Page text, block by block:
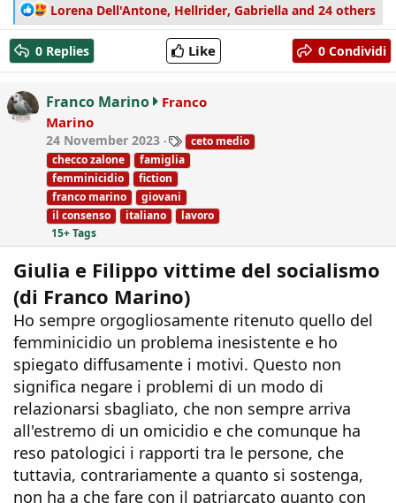
R
e
a
c
t
i
o
n
s
:
Lorena Dell'Antone, Hellrider, Gabriella and 24 others
0 Replies Like 0 Condividi
Franco Marino
Franco
Marino
24 November 2023
T
a
g
ceto medio
checco zalone
famiglia
femminicidio
fiction
franco marino
giovani
il consenso
italiano
lavoro
15+ Tags
Giulia e Filippo vittime del socialismo
(di Franco Marino)
Ho sempre orgogliosamente ritenuto quello del
femminicidio un problema inesistente e ho
spiegato diffusamente i motivi. Questo non
significa negare i problemi di un modo di
relazionarsi sbagliato, che non sempre arriva
all'estremo di un omicidio e che comunque ha
reso patologici i rapporti tra le persone, che
tuttavia, contrariamente a quanto si sostenga,
non ha a che fare con il patriarcato quanto con